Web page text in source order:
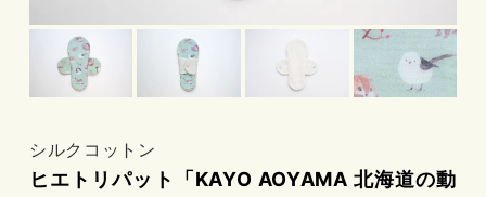
シルクコットン
ヒエトリパット「KAYO AOYAMA 北海道の動